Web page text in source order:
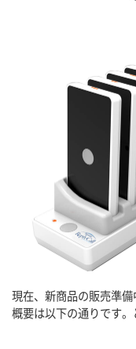
現在、新商品の販売準備
概要は以下の通りです。